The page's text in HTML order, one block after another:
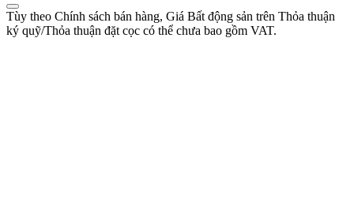
Tùy theo Chính sách bán hàng, Giá Bất động sản trên Thỏa thuận
ký quỹ/Thỏa thuận đặt cọc có thể chưa bao gồm VAT.